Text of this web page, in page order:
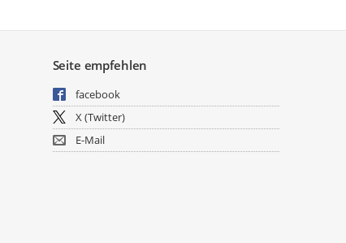
Seite empfehlen
facebook
X (Twitter)
E-Mail